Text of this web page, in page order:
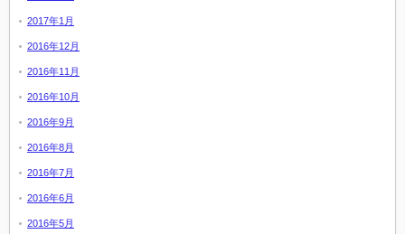
2017年1月
2016年12月
2016年11月
2016年10月
2016年9月
2016年8月
2016年7月
2016年6月
2016年5月